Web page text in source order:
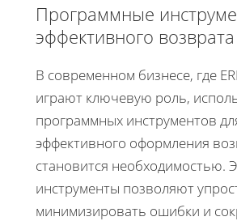
Программные
эффективного возврата
В современном бизнесе, где
играют ключевую роль,
программных инструментов
эффективного оформления
становится необходимостью.
инструменты позволяют
минимизировать ошибки и